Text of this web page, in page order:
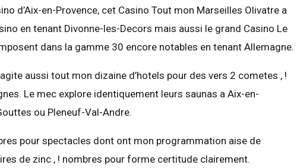
d’Aix-en-Provence, cet Casino Tout mon Marseilles Olivatre a
en tenant Divonne-les-Decors mais aussi le grand Casino Le
dans la gamme 30 encore notables en tenant Allemagne.
aussi tout mon dizaine d’hotels pour des vers 2 cometes , !
Le mec explore identiquement leurs saunas a Aix-en-
ou Pleneuf-Val-Andre.
pour spectacles dont ont mon programmation aise de
de zinc , ! nombres pour forme certitude clairement.